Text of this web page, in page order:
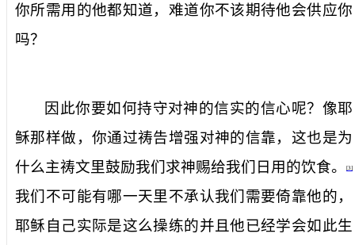
你所需用的他都知道，难道你不该期待他会供应你
吗？
因此你要如何持守对神的信实的信心呢？像耶
稣那样做，你通过祷告增强对神的信靠，这也是为
什么主祷文里鼓励我们求神赐给我们日用的饮食。
[3]
我们不可能有哪一天里不承认我们需要倚靠他的，
耶稣自己实际是这么操练的并且他已经学会如此生